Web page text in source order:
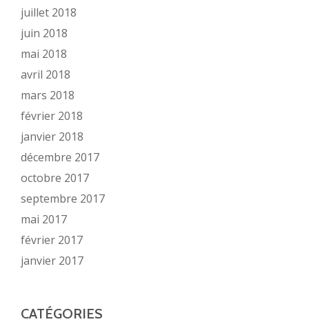
juillet 2018
juin 2018
mai 2018
avril 2018
mars 2018
février 2018
janvier 2018
décembre 2017
octobre 2017
septembre 2017
mai 2017
février 2017
janvier 2017
CATÉGORIES